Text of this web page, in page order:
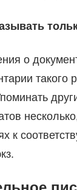
о
такого
к